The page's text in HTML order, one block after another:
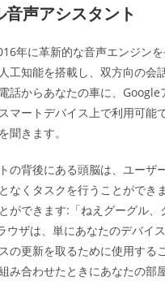
音声アシスタント
年に革新的な音声エンジン
工知能を搭載し、双方向の会
話からあなたの車に、Google
マートデバイス上で利用可能
聞きます。
の背後にある頭脳は、ユーザ
なくタスクを行うことができ
ができます:「ねえグーグル、
ウザは、単にあなたのデバイ
の更新を取るために使用する
み合わせたときにあなたの部